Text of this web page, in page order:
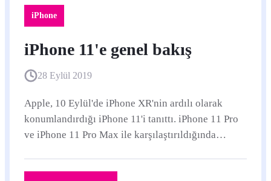
iPhone
iPhone 11'e genel bakış
28 Eylül 2019
Apple, 10 Eylül'de iPhone XR'nin ardılı olarak
konumlandırdığı iPhone 11'i tanıttı. iPhone 11 Pro
ve iPhone 11 Pro Max ile karşılaştırıldığında